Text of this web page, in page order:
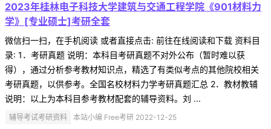
2023年桂林电子科技大学建筑与交通工程学院《901材料力
学》[专业硕士]考研全套
微信扫一扫，在手机阅读 或者直接点击: 前往在线阅读和下载 资料目
录: 1．考研真题 说明：本科目考研真题不对外公布（暂时难以获
得），通过分析参考教材知识点，精选了有类似考点的其他院校相关
考研真题，以供参考。全国名校材料力学考研真题汇总 2．教材教辅
说明：以上为本科目参考教材配套的辅导资料。刘 ...
辅导考试考研资料 本站小编 Free考研 2022-12-25